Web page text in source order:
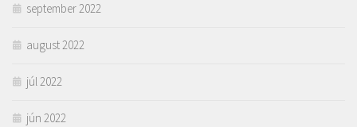
september 2022
august 2022
júl 2022
jún 2022